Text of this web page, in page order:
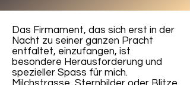
Das Firmament, das sich erst in der
Nacht zu seiner ganzen Pracht
entfaltet, einzufangen, ist
besondere Herausforderung und
spezieller Spass für mich.